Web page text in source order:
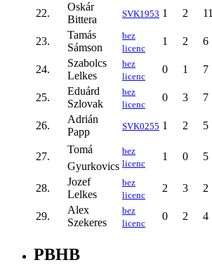
22.
Oskár
Bittera
SVK1953 1 2 11
23.
Tamás
Sámson
bez
licenc
1 2 6
24.
Szabolcs
Lelkes
bez
licenc
0 1 7
25.
Eduárd
Szlovak
bez
licenc
0 3 7
26.
Adrián
Papp
SVK0255 1 2 5
27.
Tomá
Gyurkovics
bez
licenc
1 0 5
28.
Jozef
Lelkes
bez
licenc
2 3 2
29.
Alex
Szekeres
bez
licenc
0 2 4
PBHB